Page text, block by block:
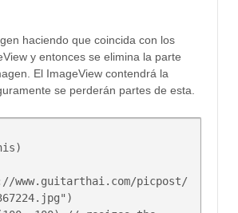
haciendo que coincida con los
y entonces se elimina la parte
El ImageView contendrá la
se perderán partes de esta.
www.guitarthai.com/picpost/